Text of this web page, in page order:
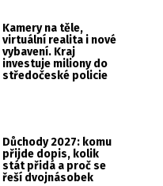
Kamery na těle,
virtuální realita i nové
vybavení. Kraj
investuje miliony do
středočeské policie
Důchody 2027: komu
přijde dopis, kolik
stát přidá a proč se
řeší dvojnásobek